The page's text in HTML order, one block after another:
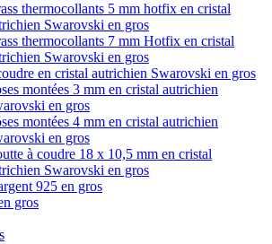
thermocollants 5 mm hotfix en cristal
Swarovski en gros
thermocollants 7 mm Hotfix en cristal
Swarovski en gros
en cristal autrichien Swarovski en gros
montées 3 mm en cristal autrichien
en gros
montées 4 mm en cristal autrichien
en gros
à coudre 18 x 10,5 mm en cristal
Swarovski en gros
925 en gros
gros